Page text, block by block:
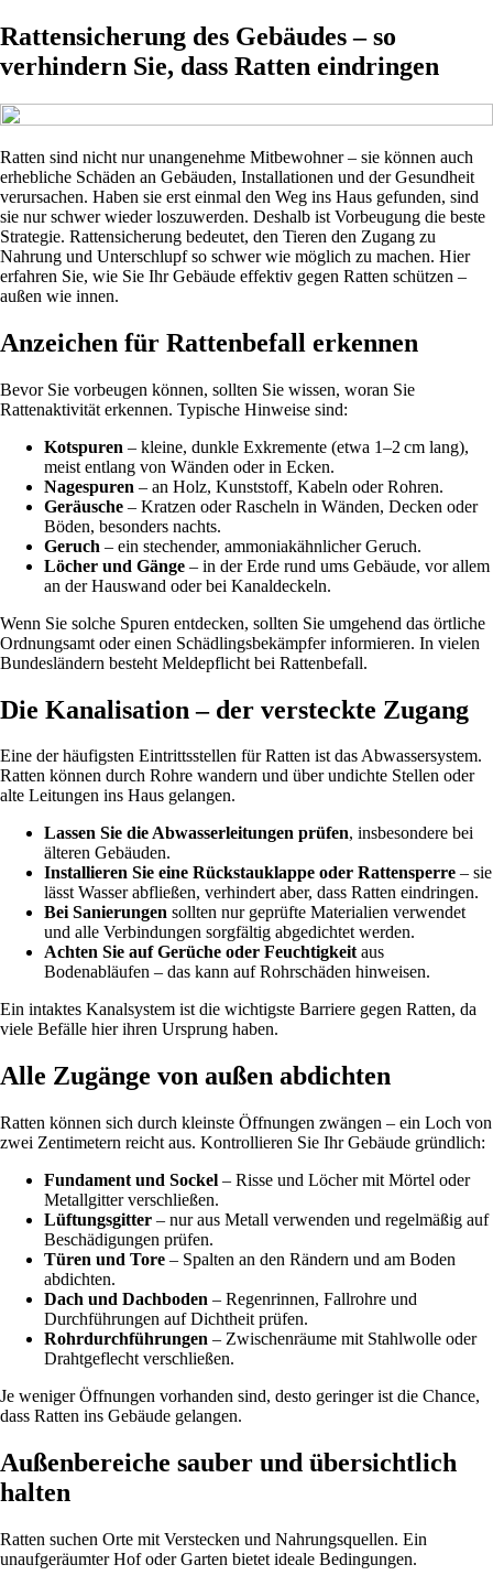
Rattensicherung des Gebäudes – so
verhindern Sie, dass Ratten eindringen
Ratten sind nicht nur unangenehme Mitbewohner – sie können auch
erhebliche Schäden an Gebäuden, Installationen und der Gesundheit
verursachen. Haben sie erst einmal den Weg ins Haus gefunden, sind
sie nur schwer wieder loszuwerden. Deshalb ist Vorbeugung die beste
Strategie. Rattensicherung bedeutet, den Tieren den Zugang zu
Nahrung und Unterschlupf so schwer wie möglich zu machen. Hier
erfahren Sie, wie Sie Ihr Gebäude effektiv gegen Ratten schützen –
außen wie innen.
Anzeichen für Rattenbefall erkennen
Bevor Sie vorbeugen können, sollten Sie wissen, woran Sie
Rattenaktivität erkennen. Typische Hinweise sind:
Kotspuren – kleine, dunkle Exkremente (etwa 1–2 cm lang),
meist entlang von Wänden oder in Ecken.
Nagespuren – an Holz, Kunststoff, Kabeln oder Rohren.
Geräusche – Kratzen oder Rascheln in Wänden, Decken oder
Böden, besonders nachts.
Geruch – ein stechender, ammoniakähnlicher Geruch.
Löcher und Gänge – in der Erde rund ums Gebäude, vor allem
an der Hauswand oder bei Kanaldeckeln.
Wenn Sie solche Spuren entdecken, sollten Sie umgehend das örtliche
Ordnungsamt oder einen Schädlingsbekämpfer informieren. In vielen
Bundesländern besteht Meldepflicht bei Rattenbefall.
Die Kanalisation – der versteckte Zugang
Eine der häufigsten Eintrittsstellen für Ratten ist das Abwassersystem.
Ratten können durch Rohre wandern und über undichte Stellen oder
alte Leitungen ins Haus gelangen.
Lassen Sie die Abwasserleitungen prüfen, insbesondere bei
älteren Gebäuden.
Installieren Sie eine Rückstauklappe oder Rattensperre – sie
lässt Wasser abfließen, verhindert aber, dass Ratten eindringen.
Bei Sanierungen sollten nur geprüfte Materialien verwendet
und alle Verbindungen sorgfältig abgedichtet werden.
Achten Sie auf Gerüche oder Feuchtigkeitaus
Bodenabläufen – das kann auf Rohrschäden hinweisen.
Ein intaktes Kanalsystem ist die wichtigste Barriere gegen Ratten, da
viele Befälle hier ihren Ursprung haben.
Alle Zugänge von außen abdichten
Ratten können sich durch kleinste Öffnungen zwängen – ein Loch von
zwei Zentimetern reicht aus. Kontrollieren Sie Ihr Gebäude gründlich:
Fundament und Sockel – Risse und Löcher mit Mörtel oder
Metallgitter verschließen.
Lüftungsgitter – nur aus Metall verwenden und regelmäßig auf
Beschädigungen prüfen.
Türen und Tore – Spalten an den Rändern und am Boden
abdichten.
Dach und Dachboden – Regenrinnen, Fallrohre und
Durchführungen auf Dichtheit prüfen.
Rohrdurchführungen – Zwischenräume mit Stahlwolle oder
Drahtgeflecht verschließen.
Je weniger Öffnungen vorhanden sind, desto geringer ist die Chance,
dass Ratten ins Gebäude gelangen.
Außenbereiche sauber und übersichtlich
halten
Ratten suchen Orte mit Verstecken und Nahrungsquellen. Ein
unaufgeräumter Hof oder Garten bietet ideale Bedingungen.